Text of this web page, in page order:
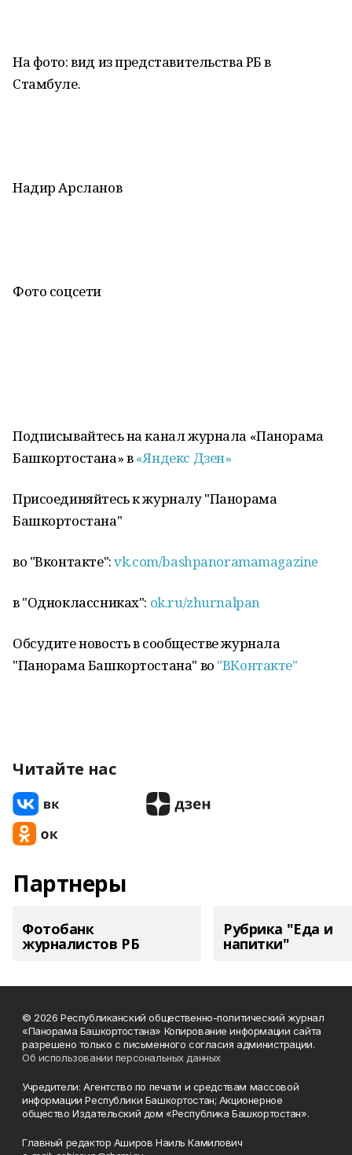
На фото: вид из представительства РБ в
Стамбуле.
Надир Арсланов
Фото соцсети
Подписывайтесь на канал журнала «Панорама
Башкортостана» в«Яндекс Дзен»
Присоединяйтесь к журналу "Панорама
Башкортостана"
во "Вконтакте":vk.com/bashpanoramamagazine
в "Одноклассниках": ok.ru/zhurnalpan
Обсудите новость в сообществе журнала
"Панорама Башкортостана" во "ВКонтакте"
Читайте нас
Партнеры
Фотобанк
журналистов РБ
Рубрика "Еда и
напитки"
© 2026 Республиканский общественно-политический журнал
«Панорама Башкортостана» Копирование информации сайта
разрешено только с письменного согласия администрации.
Об использовании персональных данных
Учредители: Агентство по печати и средствам массовой
информации Республики Башкортостан; Акционерное
общество Издательский дом «Республика Башкортостан».
Главный редактор Аширов Наиль Камилович